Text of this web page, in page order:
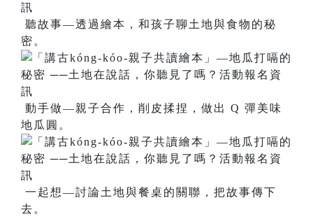
聽故事—透過繪本，和孩子聊土地與食物的秘
密。
動手做—親子合作，削皮揉捏，做出 Q 彈美味
地瓜圓。
一起想—討論土地與餐桌的關聯，把故事傳下
去。